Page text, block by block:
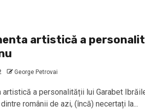
artistică a
George Petrovai
artistică a personalității lui Garabet
românii de azi, (încă) necertați la...